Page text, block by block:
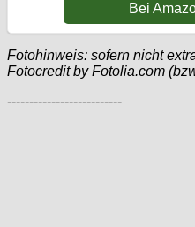
Bei
Fotohinweis: sofern nicht
Fotocredit by Fotolia.com
--------------------------